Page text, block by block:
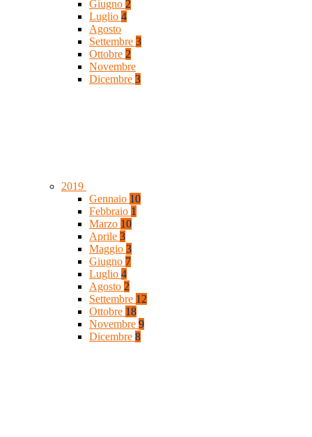
Giugno 2
Luglio 4
Agosto
Settembre 3
Ottobre 2
Novembre
Dicembre 3
2019
Gennaio 10
Febbraio 1
Marzo 10
Aprile 3
Maggio 3
Giugno 7
Luglio 4
Agosto 2
Settembre 12
Ottobre 18
Novembre 9
Dicembre 8